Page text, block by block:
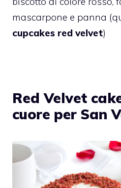
mascarpone e panna
cupcakes red velvet)
Red Velvet
cuore per San